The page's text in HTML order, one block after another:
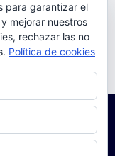
para garantizar el
mejorar nuestros
rechazar las no
Política de cookies
gestionar las cookies,